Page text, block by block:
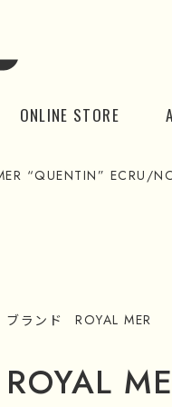
ONLINE STORE
“QUENTIN” ECRU/
ブランド ROYAL MER
ROYAL